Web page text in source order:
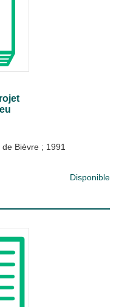
de Bièvre ; 1991
Disponible